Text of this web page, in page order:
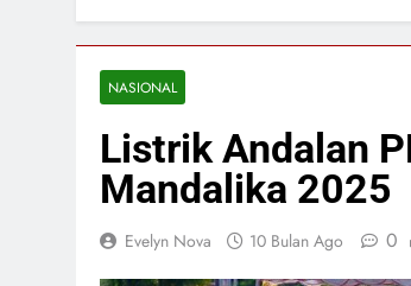
NASIONAL
Listrik Andalan
Mandalika 2025
Evelyn Nova 10 Bulan Ago 0